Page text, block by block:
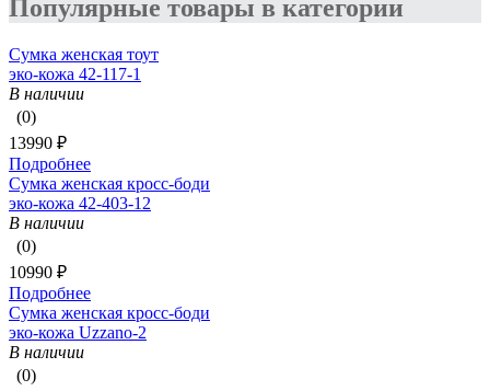
Популярные товары в категории
Сумка женская тоут
эко-кожа 42-117-1
В наличии
(0)
13990 ₽
Подробнее
Сумка женская кросс-боди
эко-кожа 42-403-12
В наличии
(0)
10990 ₽
Подробнее
Сумка женская кросс-боди
эко-кожа Uzzano-2
В наличии
(0)